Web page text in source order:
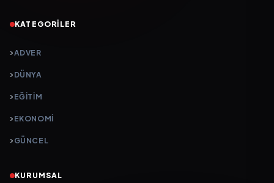
KATEGORILER
ADVER
DÜNYA
EĞİTİM
EKONOMİ
GÜNCEL
KURUMSAL